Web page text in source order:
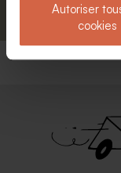
Autoriser
cookies